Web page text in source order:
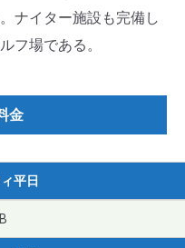
ナイター施設も完備し
フ場である。
金
平日